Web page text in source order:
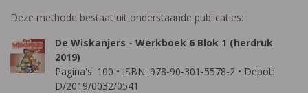
Deze methode bestaat uit onderstaande publicaties:
De Wiskanjers - Werkboek 6 Blok 1 (herdruk
2019)
Pagina's: 100 • ISBN: 978-90-301-5578-2 • Depot:
D/2019/0032/0541